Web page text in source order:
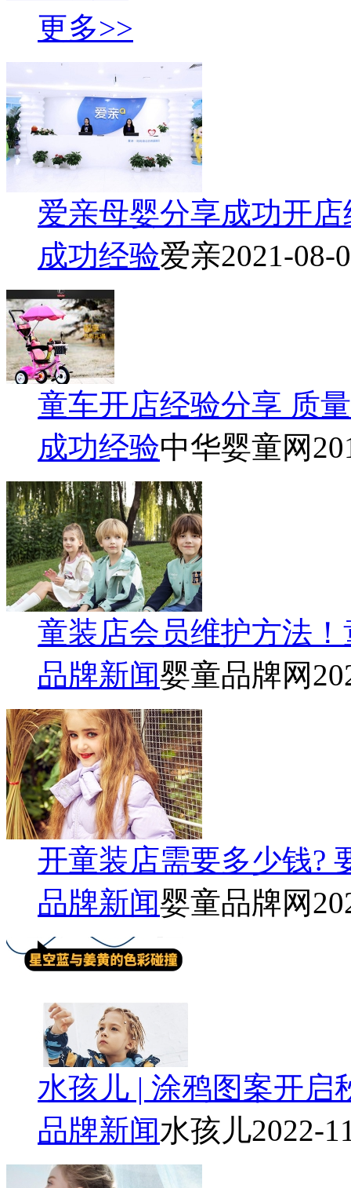
更多>>
爱亲母婴分享成功开
成功经验爱亲2021-08-
童车开店经验分享 质
成功经验中华婴童网
童装店会员维护方法
品牌新闻婴童品牌网
开童装店需要多少钱?
品牌新闻婴童品牌网
水孩儿 | 涂鸦图案开启
品牌新闻水孩儿2022-